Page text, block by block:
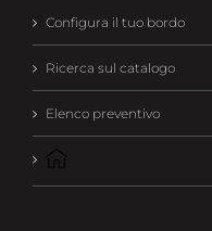
Configura il tuo bordo
Ricerca sul catalogo
Elenco preventivo